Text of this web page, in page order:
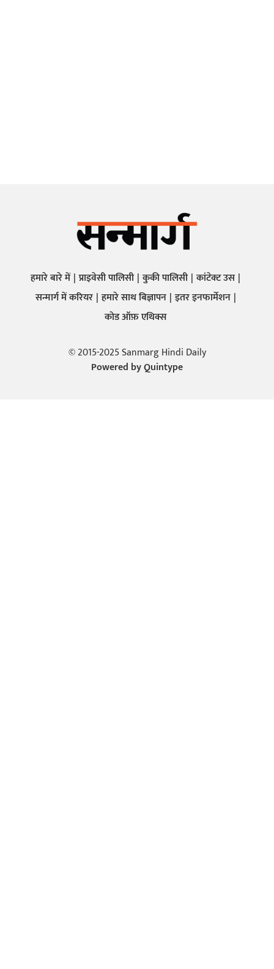
हमारे बारे में प्राइवेसी पालिसी कुकी पालिसी कांटेक्ट उस
सन्मार्ग में करियर हमारे साथ बिज्ञापन इतर इनफार्मेशन
कोड ऑफ़ एथिक्स
© 2015-2025 Sanmarg Hindi Daily
Powered byQuintype